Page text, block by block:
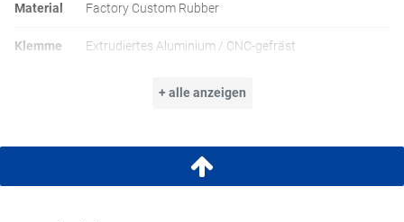
Material Factory Custom Rubber
Klemme Extrudiertes Aluminium / CNC-gefräst
+ alle anzeigen